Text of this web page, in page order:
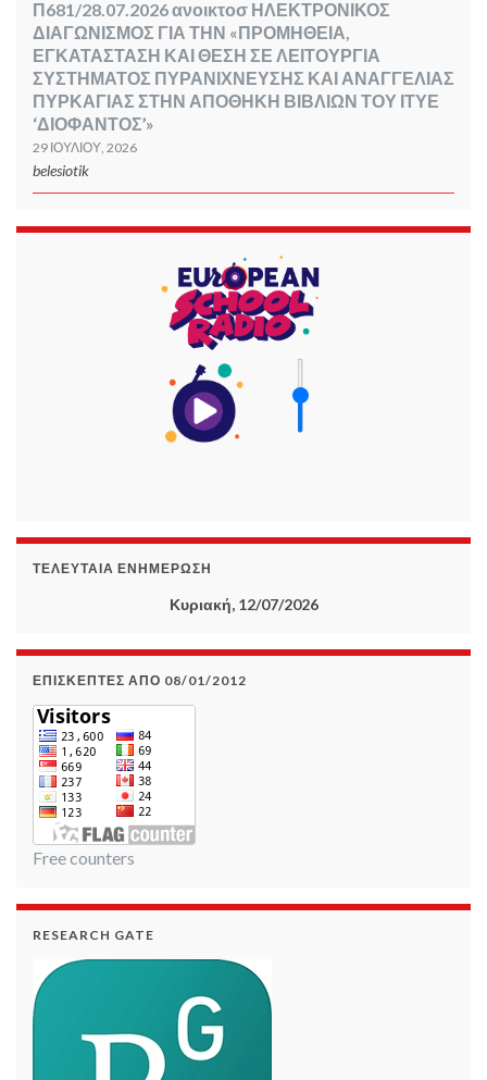
Π681/28.07.2026 ανοικτοσ ΗΛΕΚΤΡΟΝΙΚΟΣ
ΔΙΑΓΩΝΙΣΜΟΣ ΓΙΑ ΤΗΝ «ΠΡΟΜΗΘΕΙΑ,
ΕΓΚΑΤΑΣΤΑΣΗ ΚΑΙ ΘΕΣΗ ΣΕ ΛΕΙΤΟΥΡΓΙΑ
ΣΥΣΤΗΜΑΤΟΣ ΠΥΡΑΝΙΧΝΕΥΣΗΣ ΚΑΙ ΑΝΑΓΓΕΛΙΑΣ
ΠΥΡΚΑΓΙΑΣ ΣΤΗΝ ΑΠΟΘΗΚΗ ΒΙΒΛΙΩΝ ΤΟΥ ΙΤΥΕ
‘ΔΙΟΦΑΝΤΟΣ’»
29 ΙΟΥΛΊΟΥ, 2026
belesiotik
ΤΕΛΕΥΤΑΊΑ ΕΝΗΜΈΡΩΣΗ
Κυριακή, 12/07/2026
ΕΠΙΣΚΈΠΤΕΣ ΑΠΌ 08/01/2012
Free counters
RESEARCH GATE